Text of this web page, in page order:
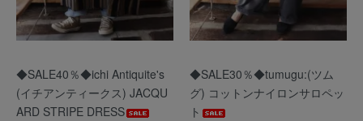
◆SALE40％◆ichi Antiquite's
(イチアンティークス) JACQU
ARD STRIPE DRESS
◆SALE30％◆tumugu:(ツム
グ) コットンナイロンサロペッ
ト